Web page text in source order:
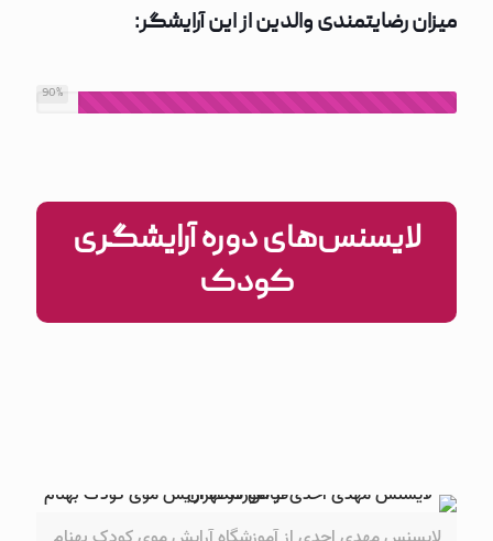
میزان رضایتمندی والدین از این آرایشگر:
90%
لایسنس‌های دوره آرایشگری
کودک